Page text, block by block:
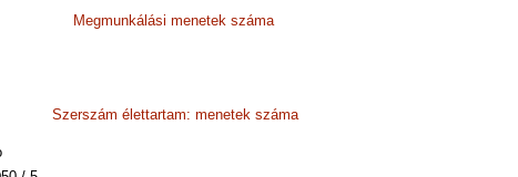
Megmunkálási menetek száma
Szerszám élettartam: menetek száma